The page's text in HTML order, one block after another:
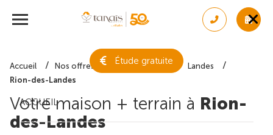
Étude gratuite
ACCUEIL
Accueil Nos offres de maison + terrain
Landes
Rion-des-Landes
Votre maison + terrain à Rion-
des-Landes